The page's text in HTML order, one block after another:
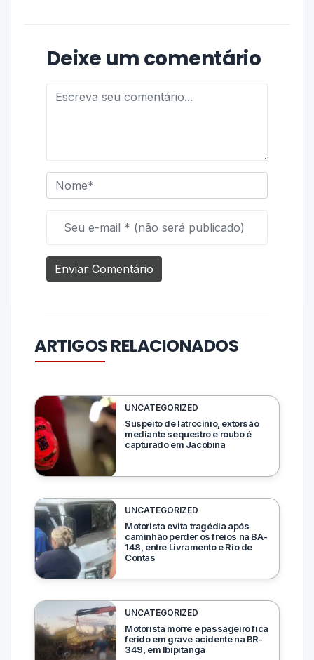
Deixe um comentário
ARTIGOS RELACIONADOS
UNCATEGORIZED
Suspeito de latrocínio, extorsão
mediante sequestro e roubo é
capturado em Jacobina
UNCATEGORIZED
Motorista evita tragédia após
caminhão perder os freios na BA-
148, entre Livramento e Rio de
Contas
UNCATEGORIZED
Motorista morre e passageiro fica
ferido em grave acidente na BR-
349, em Ibipitanga